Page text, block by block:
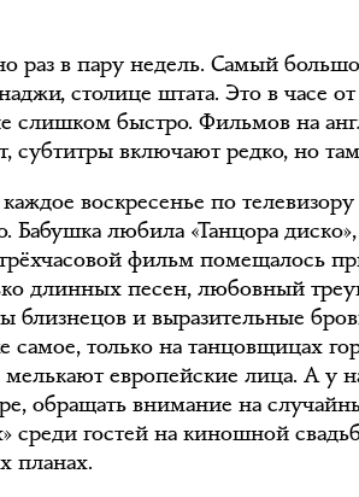
раз в пару недель. Самый
столице штата. Это в часе
слишком быстро. Фильмов на
субтитры включают редко, но
воскресенье по
Бабушка любила «Танцора диско»,
фильм помещалось
длинных песен, любовный
близнецов и выразительные
самое, только на танцовщицах
европейские лица. А у
обращать внимание на
среди гостей на киношной
планах.